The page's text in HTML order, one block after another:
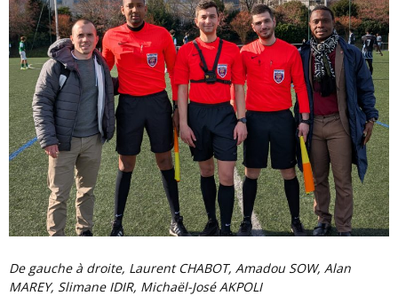
De gauche à droite, Laurent CHABOT, Amadou SOW, Alan
MAREY, Slimane IDIR, Michaël-José AKPOLI